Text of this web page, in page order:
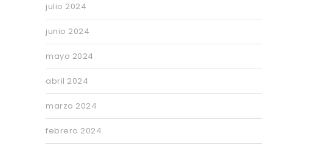
julio 2024
junio 2024
mayo 2024
abril 2024
marzo 2024
febrero 2024